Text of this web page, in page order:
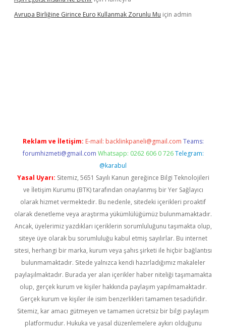
Avrupa Birliğine Girince Euro Kullanmak Zorunlu Mu için admin
Reklam ve İletişim: E-mail: backlinkpaneli@gmail.com Teams:
forumhizmeti@gmail.com Whatsapp: 0262 606 0 726 Telegram:
@karabul
Yasal Uyarı: Sitemiz, 5651 Sayılı Kanun gereğince Bilgi Teknolojileri
ve İletişim Kurumu (BTK) tarafından onaylanmış bir Yer Sağlayıcı
olarak hizmet vermektedir. Bu nedenle, sitedeki içerikleri proaktif
olarak denetleme veya araştırma yükümlülüğümüz bulunmamaktadır.
Ancak, üyelerimiz yazdıkları içeriklerin sorumluluğunu taşımakta olup,
siteye üye olarak bu sorumluluğu kabul etmiş sayılırlar. Bu internet
sitesi, herhangi bir marka, kurum veya şahıs şirketi ile hiçbir bağlantısı
bulunmamaktadır. Sitede yalnızca kendi hazırladığımız makaleler
paylaşılmaktadır. Burada yer alan içerikler haber niteliği taşımamakta
olup, gerçek kurum ve kişiler hakkında paylaşım yapılmamaktadır.
Gerçek kurum ve kişiler ile isim benzerlikleri tamamen tesadüfidir.
Sitemiz, kar amacı gütmeyen ve tamamen ücretsiz bir bilgi paylaşım
platformudur. Hukuka ve yasal düzenlemelere aykırı olduğunu